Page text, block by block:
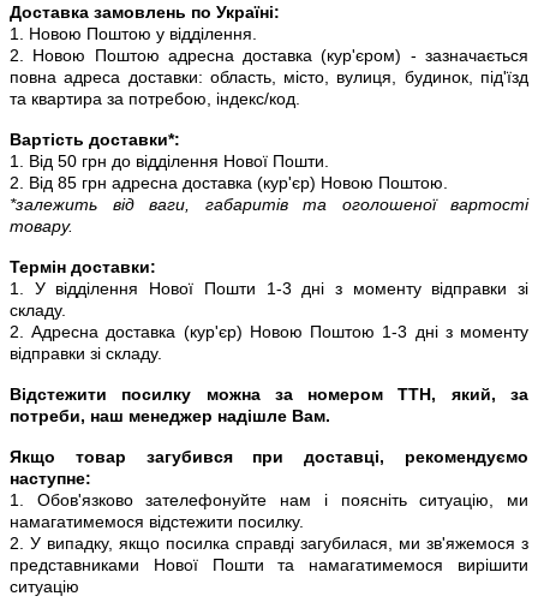
Доставка замовлень по Україні:
1. Новою Поштою у відділення.
2. Новою Поштою адресна доставка (кур'єром) - зазначається
повна адреса доставки: область, місто, вулиця, будинок, під'їзд
та квартира за потребою, індекс/код.
Вартість доставки*:
1. Від 50 грн до відділення Нової Пошти.
2. Від 85 грн адресна доставка (кур'єр) Новою Поштою.
*залежить від ваги, габаритів та оголошеної вартості
товару.
Термін доставки:
1. У відділення Нової Пошти 1-3 дні з моменту відправки зі
складу.
2. Адресна доставка (кур'єр) Новою Поштою 1-3 дні з моменту
відправки зі складу.
Відстежити посилку можна за номером ТТН, який, за
потреби, наш менеджер надішле Вам.
Якщо товар загубився при доставці, рекомендуємо
наступне:
1. Обов'язково зателефонуйте нам і поясніть ситуацію, ми
намагатимемося відстежити посилку.
2. У випадку, якщо посилка справді загубилася, ми зв'яжемося з
представниками Нової Пошти та намагатимемося вирішити
ситуацію